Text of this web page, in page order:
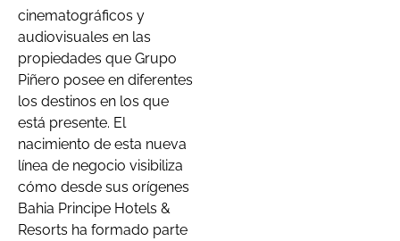
cinematográficos y
audiovisuales en las
propiedades que Grupo
Piñero posee en diferentes
los destinos en los que
está presente. El
nacimiento de esta nueva
línea de negocio visibiliza
cómo desde sus orígenes
Bahia Principe Hotels &
Resorts ha formado parte